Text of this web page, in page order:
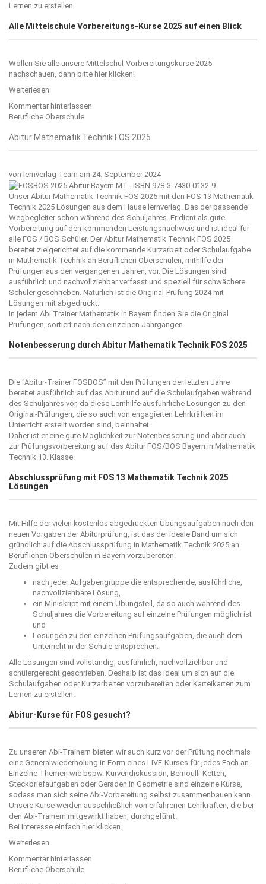
Lernen zu erstellen.
Alle Mittelschule Vorbereitungs-Kurse 2025 auf einen Blick
Wollen Sie alle unsere Mittelschul-Vorbereitungskurse 2025
nachschauen, dann bitte hier klicken!
Weiterlesen
Kommentar hinterlassen
Berufliche Oberschule
Abitur Mathematik Technik FOS 2025
von lernverlag Team am 24. September 2024
Unser Abitur Mathematik Technik FOS 2025 mit den FOS 13 Mathematik
Technik 2025 Lösungen aus dem Hause lernverlag . Das der passende
Wegbegleiter schon während des Schuljahres. Er dient als gute
Vorbereitung auf den kommenden Leistungsnachweis und ist ideal für
alle FOS / BOS Schüler. Der Abitur Mathematik Technik FOS 2025
bereitet zielgerichtet auf die kommende Kurzarbeit oder Schulaufgabe
in Mathematik Technik an Beruflichen Oberschulen, mithilfe der
Prüfungen aus den vergangenen Jahren, vor. Die Lösungen sind
ausführlich und nachvollziehbar verfasst und speziell für schwächere
Schüler geschrieben. Natürlich ist die Original-Prüfung 2024 mit
Lösungen mit abgedruckt.
In jedem Abi Trainer Mathematik in Bayern finden Sie die Original
Prüfungen, sortiert nach den einzelnen Jahrgängen.
Notenbesserung durch Abitur Mathematik Technik FOS 2025
Die “Abitur-Trainer FOSBOS” mit den Prüfungen der letzten Jahre
bereitet ausführlich auf das Abitur und auf die Schulaufgaben während
des Schuljahres vor, da diese Lernhilfe ausführliche Lösungen zu den
Original-Prüfungen, die so auch von engagierten Lehrkräften im
Unterricht erstellt worden sind, beinhaltet.
Daher ist er eine gute Möglichkeit zur Notenbesserung und aber auch
zur Prüfungsvorbereitung auf das Abitur FOS/BOS Bayern in Mathematik
Technik 13. Klasse.
Abschlussprüfung mit FOS 13 Mathematik Technik 2025
Lösungen
Mit Hilfe der vielen kostenlos abgedruckten Übungsaufgaben nach den
neuen Vorgaben der Abiturprüfung, ist das der ideale Band um sich
gründlich auf die Abschlussprüfung in Mathematik Technik 2025 an
Beruflichen Oberschulen in Bayern vorzubereiten.
Zudem gibt es
nach jeder Aufgabengruppe die entsprechende, ausführliche,
nachvollziehbare Lösung,
ein Miniskript mit einem Übungsteil, da so auch während des
Schuljahres die Vorbereitung auf einzelne Prüfungen möglich ist
und
Lösungen zu den einzelnen Prüfungsaufgaben, die auch dem
Unterricht in der Schule entsprechen.
Alle Lösungen sind vollständig, ausführlich, nachvollziehbar und
schülergerecht geschrieben. Deshalb ist das ideal um sich auf die
Schulaufgaben oder Kurzarbeiten vorzubereiten oder Karteikarten zum
Lernen zu erstellen.
Abitur-Kurse für FOS gesucht?
Zu unseren Abi-Trainern bieten wir auch kurz vor der Prüfung nochmals
eine Generalwiederholung in Form eines LIVE-Kurses für jedes Fach an.
Einzelne Themen wie bspw. Kurvendiskussion, Bernoulli-Ketten,
Steckbriefaufgaben oder Geraden in Geometrie sind einzelne Kurse,
sodass man sich seine Abi-Vorbereitung selbst zusammenbauen kann.
Unsere Kurse werden ausschließlich von erfahrenen Lehrkräften, die bei
den Abi-Trainern mitgewirkt haben, durchgeführt.
Bei Interesse einfach hier klicken.
Weiterlesen
Kommentar hinterlassen
Berufliche Oberschule